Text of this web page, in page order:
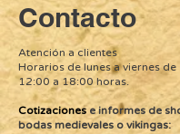
Contacto
Atención a clientes
Horarios de lunes a viernes de
12:00 a 18:00 horas.
Cotizaciones e informes de
bodas medievales o vikingas: